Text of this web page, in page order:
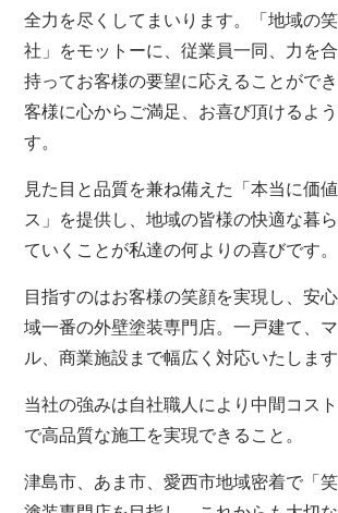
全力を尽くしてまいります。「地域の
社」をモットーに、従業員一同、力を
持ってお客様の要望に応えることがで
客様に心からご満足、お喜び頂けるよ
す。
見た目と品質を兼ね備えた「本当に価
ス」を提供し、地域の皆様の快適な暮
ていくことが私達の何よりの喜びです。
目指すのはお客様の笑顔を実現し、安
域一番の外壁塗装専門店。一戸建て、
ル、商業施設まで幅広く対応いたします
当社の強みは自社職人により中間コス
で高品質な施工を実現できること。
津島市、あま市、愛西市地域密着で「